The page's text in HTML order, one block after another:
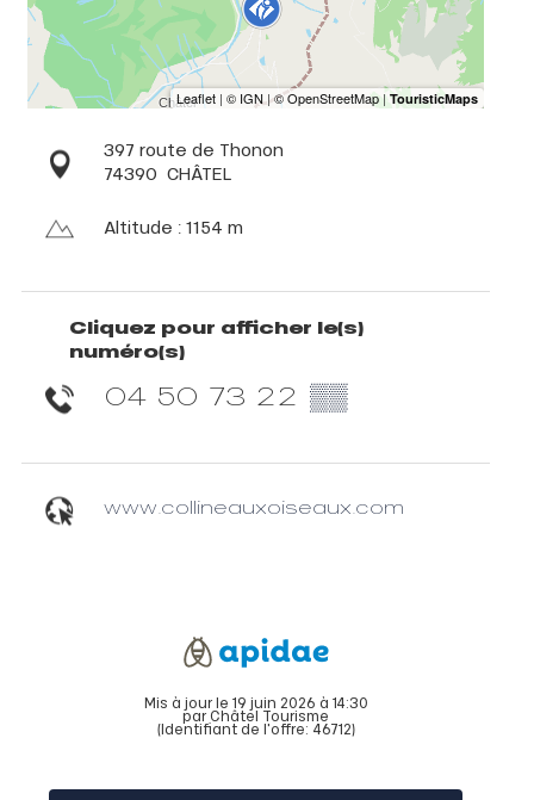
397 route de Thonon
74390 CHÂTEL
Altitude : 1154 m
Cliquez pour afficher le(s)
numéro(s)
04 50 73 22 ▒▒
www.collineauxoiseaux.com
Mis à jour le 19 juin 2026 à 14:30
par Châtel Tourisme
(Identifiant de l'offre: 46712)